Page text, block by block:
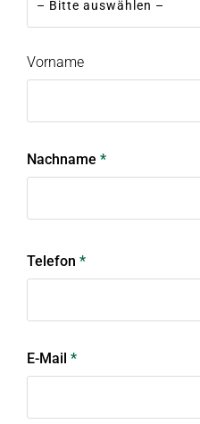
Vorname
Nachname *
Telefon *
E-Mail *